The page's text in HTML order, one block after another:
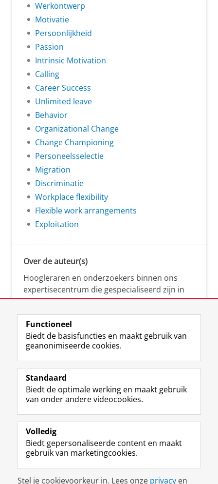
Werkontwerp
Motivatie
Persoonlijkheid
Passion
Intrinsic Motivation
Calling
Career Success
Unlimited leave
Behavior
Organizational Change
Change Championing
Personeelsselectie
Migration
Discriminatie
Workplace flexibility
Flexible work arrangements
Exploitation
Over de auteur(s)
Hoogleraren en onderzoekers binnen ons
expertisecentrum die gespecialiseerd zijn in
samenwerken, innovatie, creativiteit,
diversiteit, leiderschap en ethisch gedrag.
Over deze blog
Via deze blog vertalen onze experts hun
(actuele) wetenschappelijke kennis naar
praktische, heldere en toegankelijke inzichten.
Disclaimer & Copyright
Functioneel
Biedt de basisfuncties en maakt gebruik van
geanonimiseerde cookies.
Standaard
Biedt de optimale werking en maakt gebruik
van onder andere videocookies.
Volledig
Biedt gepersonaliseerde content en maakt
gebruik van marketingcookies.
Stel je cookievoorkeur in. Lees onze privacy en